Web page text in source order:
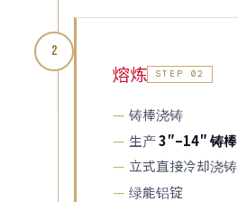
2
熔炼 STEP 02
铸棒浇铸
生产3″–14″ 铸棒
立式直接冷却浇铸
绿能铝锭